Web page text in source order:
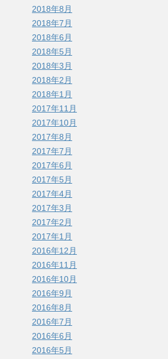
2018年8月
2018年7月
2018年6月
2018年5月
2018年3月
2018年2月
2018年1月
2017年11月
2017年10月
2017年8月
2017年7月
2017年6月
2017年5月
2017年4月
2017年3月
2017年2月
2017年1月
2016年12月
2016年11月
2016年10月
2016年9月
2016年8月
2016年7月
2016年6月
2016年5月